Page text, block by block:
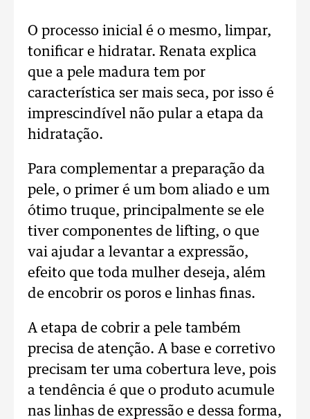
O processo inicial é o mesmo, limpar,
tonificar e hidratar. Renata explica
que a pele madura tem por
característica ser mais seca, por isso é
imprescindível não pular a etapa da
hidratação.
Para complementar a preparação da
pele, o primer é um bom aliado e um
ótimo truque, principalmente se ele
tiver componentes de lifting, o que
vai ajudar a levantar a expressão,
efeito que toda mulher deseja, além
de encobrir os poros e linhas finas.
A etapa de cobrir a pele também
precisa de atenção. A base e corretivo
precisam ter uma cobertura leve, pois
a tendência é que o produto acumule
nas linhas de expressão e dessa forma,